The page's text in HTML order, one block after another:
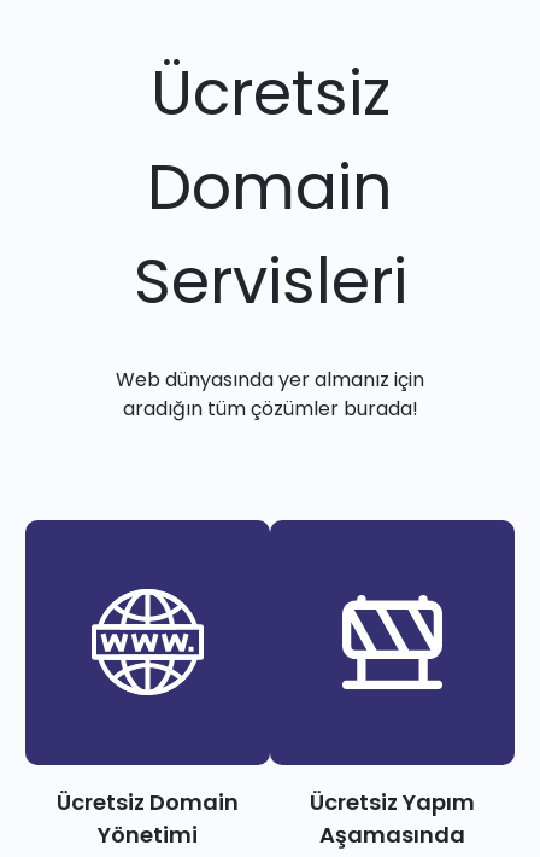
Ücretsiz
Domain
Servisleri
Web dünyasında yer almanız için
aradığın tüm çözümler burada!
Ücretsiz Domain
Yönetimi
Ücretsiz Yapım
Aşamasında